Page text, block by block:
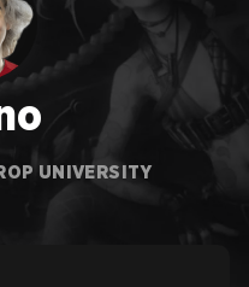
UNIVERSITY